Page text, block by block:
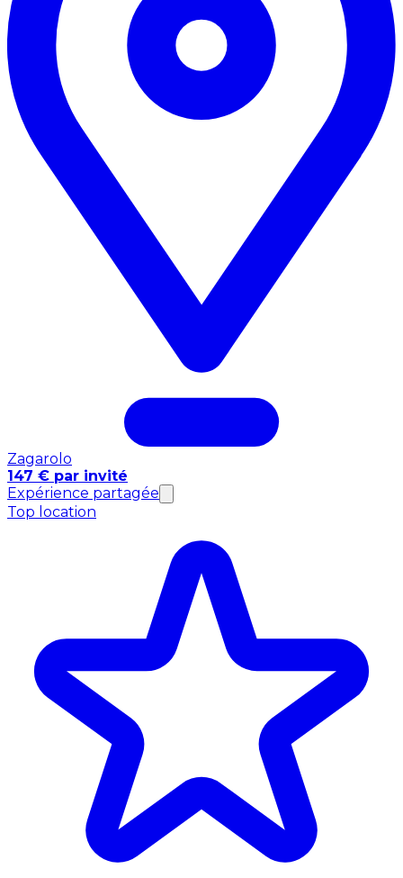
Zagarolo
147 € par invité
Expérience partagée
Top location